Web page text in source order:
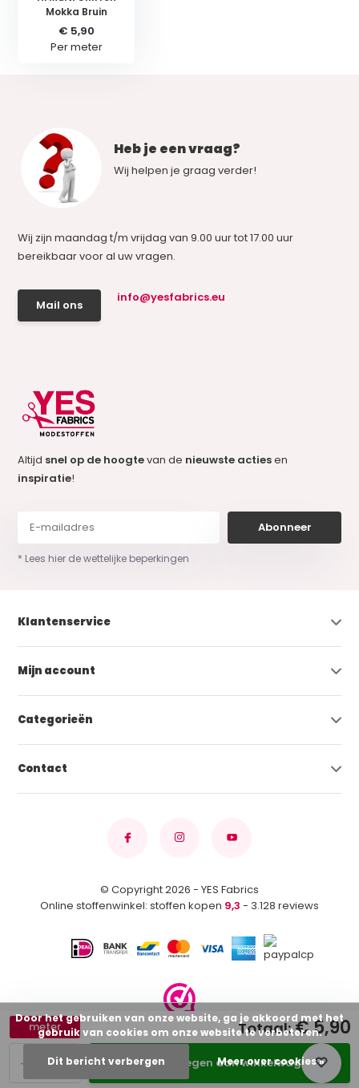
+
-
meter
Toevoegen aan winkelwagen
Totaal:€ 5,90
Mokka Bruin
€ 5,90
Per meter
Heb je een vraag?
Wij helpen je graag verder!
Wij zijn maandag t/m vrijdag van 9.00 uur tot 17.00 uur
bereikbaar voor al uw vragen.
Mail ons
info@yesfabrics.eu
Altijd snel op de hoogtevan de nieuwste actiesen
inspiratie!
Abonneer
* Lees hier de wettelijke beperkingen
Klantenservice
Mijn account
Categorieën
Contact
© Copyright 2026 - YES Fabrics
Online stoffenwinkel: stoffen kopen 9,3 - 3.128 reviews
Door het gebruiken van onze website, ga je akkoord met het
gebruik van cookies om onze website te verbeteren.
Dit bericht verbergen Meer over cookies »